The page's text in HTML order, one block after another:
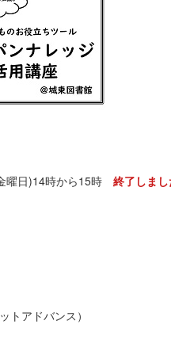
曜日)14時から15時 終了しま
トアドバンス）